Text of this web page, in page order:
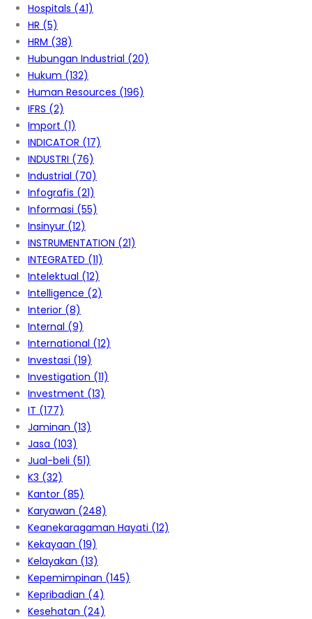
Hospitals (41)
HR (5)
HRM (38)
Hubungan Industrial (20)
Hukum (132)
Human Resources (196)
IFRS (2)
Import (1)
INDICATOR (17)
INDUSTRI (76)
Industrial (70)
Infografis (21)
Informasi (55)
Insinyur (12)
INSTRUMENTATION (21)
INTEGRATED (11)
Intelektual (12)
Intelligence (2)
Interior (8)
Internal (9)
International (12)
Investasi (19)
Investigation (11)
Investment (13)
IT (177)
Jaminan (13)
Jasa (103)
Jual-beli (51)
K3 (32)
Kantor (85)
Karyawan (248)
Keanekaragaman Hayati (12)
Kekayaan (19)
Kelayakan (13)
Kepemimpinan (145)
Kepribadian (4)
Kesehatan (24)